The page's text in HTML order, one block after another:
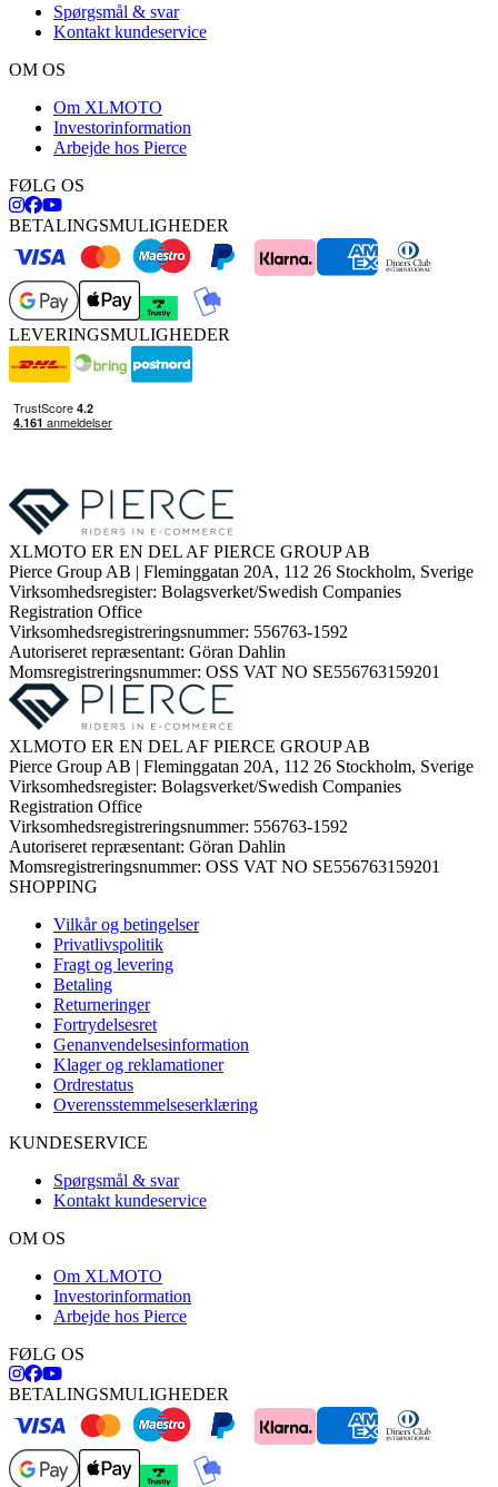
Spørgsmål & svar
Kontakt kundeservice
OM OS
Om XLMOTO
Investorinformation
Arbejde hos Pierce
FØLG OS
BETALINGSMULIGHEDER
LEVERINGSMULIGHEDER
XLMOTO ER EN DEL AF PIERCE GROUP AB
Pierce Group AB | Fleminggatan 20A, 112 26 Stockholm, Sverige
Virksomhedsregister: Bolagsverket/Swedish Companies
Registration Office
Virksomhedsregistreringsnummer: 556763-1592
Autoriseret repræsentant: Göran Dahlin
Momsregistreringsnummer: OSS VAT NO SE556763159201
XLMOTO ER EN DEL AF PIERCE GROUP AB
Pierce Group AB | Fleminggatan 20A, 112 26 Stockholm, Sverige
Virksomhedsregister: Bolagsverket/Swedish Companies
Registration Office
Virksomhedsregistreringsnummer: 556763-1592
Autoriseret repræsentant: Göran Dahlin
Momsregistreringsnummer: OSS VAT NO SE556763159201
SHOPPING
Vilkår og betingelser
Privatlivspolitik
Fragt og levering
Betaling
Returneringer
Fortrydelsesret
Genanvendelsesinformation
Klager og reklamationer
Ordrestatus
Overensstemmelseserklæring
KUNDESERVICE
Spørgsmål & svar
Kontakt kundeservice
OM OS
Om XLMOTO
Investorinformation
Arbejde hos Pierce
FØLG OS
BETALINGSMULIGHEDER